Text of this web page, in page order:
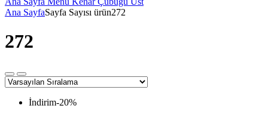
Ana SayfaSayfa Sayısı ürün272
272
İndirim-20%